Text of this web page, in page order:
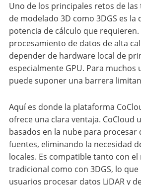
Uno de los principales retos de las
de modelado 3D como 3DGS es la
potencia de cálculo que requieren.
procesamiento de datos de alta
depender de hardware local de
especialmente GPU. Para muchos
puede suponer una barrera
Aquí es donde la plataforma
ofrece una clara ventaja. CoCloud
basados en la nube para
fuentes, eliminando la necesidad
locales. Es compatible tanto con
tradicional como con 3DGS, lo
usuarios procesar datos LiDAR y